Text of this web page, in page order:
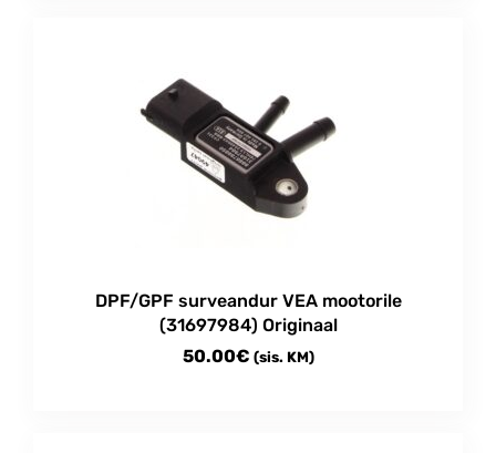
DPF/GPF surveandur VEA mootorile
(31697984) Originaal
50.00€ (sis. KM)